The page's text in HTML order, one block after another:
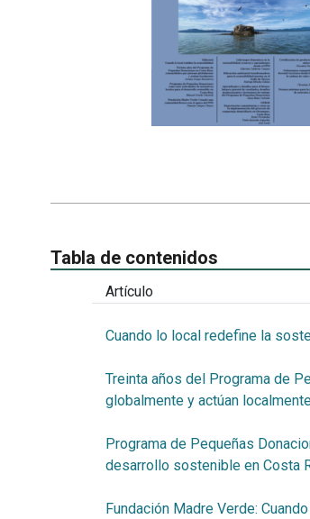
Tabla de contenidos
Artículo
Cuando lo local redefine la
Treinta años del Programa de
globalmente y actúan
Programa de Pequeñas
desarrollo sostenible en Costa
Fundación Madre Verde: